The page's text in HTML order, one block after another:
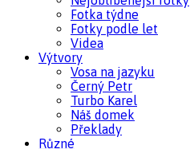
Fotka týdne
Fotky podle let
Videa
Výtvory
Vosa na jazyku
Černý Petr
Turbo Karel
Náš domek
Překlady
Různé